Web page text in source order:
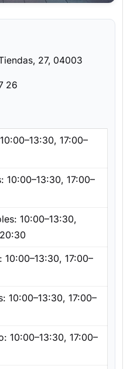
27, 04003
26
17:00–
10:00–13:30, 17:00–
10:00–13:30,
10:00–13:30, 17:00–
10:00–13:30, 17:00–
10:00–13:30, 17:00–